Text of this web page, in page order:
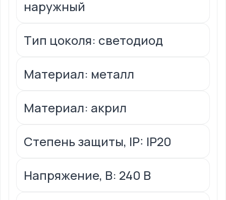
наружный
Тип цоколя: светодиод
Материал: металл
Материал: акрил
Степень защиты, IP: IP20
Напряжение, В: 240 В